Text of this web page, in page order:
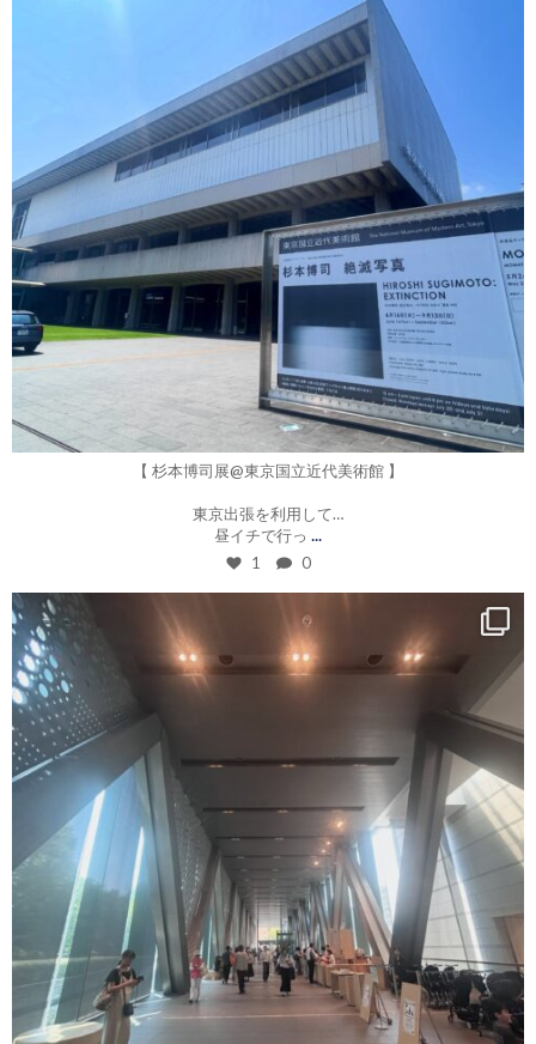
7月 23
【 杉本博司展@東京国立近代美術館 】
東京出張を利用して…
昼イチで行っ ...
1 0